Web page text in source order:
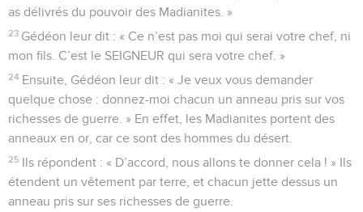
as délivrés du pouvoir des Madianites. »
23 Gédéon leur dit : « Ce n’est pas moi qui serai votre chef, ni
mon fils. C’est le SEIGNEUR qui sera votre chef. »
24 Ensuite, Gédéon leur dit : « Je veux vous demander
quelque chose : donnez-moi chacun un anneau pris sur vos
richesses de guerre. » En effet, les Madianites portent des
anneaux en or, car ce sont des hommes du désert.
25 Ils répondent : « D’accord, nous allons te donner cela ! » Ils
étendent un vêtement par terre, et chacun jette dessus un
anneau pris sur ses richesses de guerre.